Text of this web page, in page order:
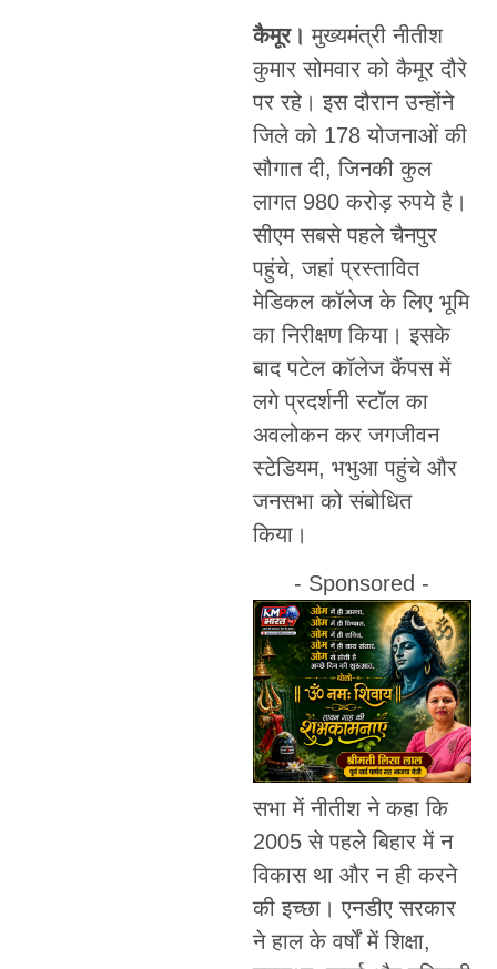
कैमूर।मुख्यमंत्री नीतीश
कुमार सोमवार को कैमूर दौरे
पर रहे। इस दौरान उन्होंने
जिले को 178 योजनाओं की
सौगात दी, जिनकी कुल
लागत 980 करोड़ रुपये है।
सीएम सबसे पहले चैनपुर
पहुंचे, जहां प्रस्तावित
मेडिकल कॉलेज के लिए भूमि
का निरीक्षण किया। इसके
बाद पटेल कॉलेज कैंपस में
लगे प्रदर्शनी स्टॉल का
अवलोकन कर जगजीवन
स्टेडियम, भभुआ पहुंचे और
जनसभा को संबोधित
किया।
- Sponsored -
सभा में नीतीश ने कहा कि
2005 से पहले बिहार में न
विकास था और न ही करने
की इच्छा। एनडीए सरकार
ने हाल के वर्षों में शिक्षा,